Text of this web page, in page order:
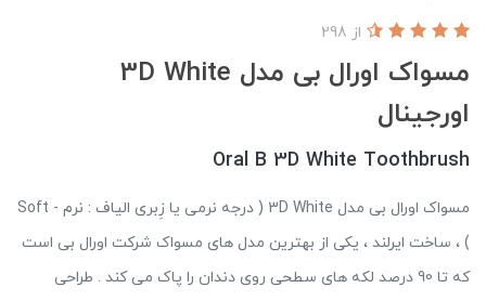
مسواک اورال بی مدل 3D White
اورجینال
از 298
Oral B 3D White Toothbrush
مسواک اورال بی مدل 3D White ( درجه نرمی یا زِبری الیاف : نرم - Soft
) ، ساخت ایرلند ، یکی از بهترین مدل های مسواک شرکت اورال بی است
که تا 90 درصد لکه های سطحی روی دندان را پاک می کند . طراحی